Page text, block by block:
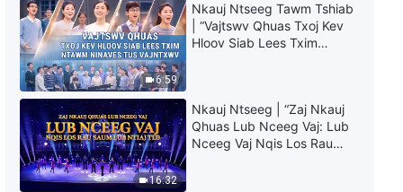
3:55
Nkauj Ntseeg Tawm Tshiab
2022 | “Thaum Tib Neeg Nkag
Mus Rau Txoj Hau Kev Kawg
Mus Ib Txhis Lawm”
3:00
Nkauj Ntseeg Tawm Tshiab
2022 | “Cia Li Ua Tim Khawv Li
Yauj thiab Petus”
6:59
Nkauj Ntseeg Tawm Tshiab
| “Vajtswv Qhuas Txoj Kev
Hloov Siab Lees Txim
16:32
Nkauj Ntseeg | “Zaj Nkauj
Qhuas Lub Nceeg Vaj: Lub
Nceeg Vaj Nqis Los Rau